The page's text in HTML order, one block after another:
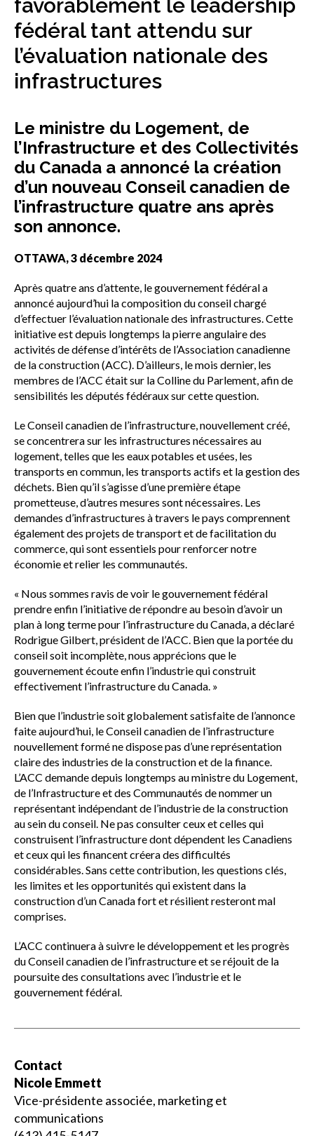
menu
Sceau d’or
favorablement le leadership
fédéral tant attendu sur
l’évaluation nationale des
infrastructures
Le ministre du Logement, de
l’Infrastructure et des Collectivités
du Canada a annoncé la création
d’un nouveau Conseil canadien de
l’infrastructure quatre ans après
son annonce.
OTTAWA, 3 décembre 2024
Après quatre ans d’attente, le gouvernement fédéral a
annoncé aujourd’hui la composition du conseil chargé
d’effectuer l’évaluation nationale des infrastructures. Cette
initiative est depuis longtemps la pierre angulaire des
activités de défense d’intérêts de l’Association canadienne
de la construction (ACC). D’ailleurs, le mois dernier, les
membres de l’ACC était sur la Colline du Parlement, afin de
sensibilités les députés fédéraux sur cette question.
Le Conseil canadien de l’infrastructure, nouvellement créé,
se concentrera sur les infrastructures nécessaires au
logement, telles que les eaux potables et usées, les
transports en commun, les transports actifs et la gestion des
déchets. Bien qu’il s’agisse d’une première étape
prometteuse, d’autres mesures sont nécessaires. Les
demandes d’infrastructures à travers le pays comprennent
également des projets de transport et de facilitation du
commerce, qui sont essentiels pour renforcer notre
économie et relier les communautés.
« Nous sommes ravis de voir le gouvernement fédéral
prendre enfin l’initiative de répondre au besoin d’avoir un
plan à long terme pour l’infrastructure du Canada, a déclaré
Rodrigue Gilbert, président de l’ACC. Bien que la portée du
conseil soit incomplète, nous apprécions que le
gouvernement écoute enfin l’industrie qui construit
effectivement l’infrastructure du Canada. »
Bien que l’industrie soit globalement satisfaite de l’annonce
faite aujourd’hui, le Conseil canadien de l’infrastructure
nouvellement formé ne dispose pas d’une représentation
claire des industries de la construction et de la finance.
L’ACC demande depuis longtemps au ministre du Logement,
de l’Infrastructure et des Communautés de nommer un
représentant indépendant de l’industrie de la construction
au sein du conseil. Ne pas consulter ceux et celles qui
construisent l’infrastructure dont dépendent les Canadiens
et ceux qui les financent créera des difficultés
considérables. Sans cette contribution, les questions clés,
les limites et les opportunités qui existent dans la
construction d’un Canada fort et résilient resteront mal
comprises.
L’ACC continuera à suivre le développement et les progrès
du Conseil canadien de l’infrastructure et se réjouit de la
poursuite des consultations avec l’industrie et le
gouvernement fédéral.
Contact
Nicole Emmett
Vice-présidente associée, marketing et
communications